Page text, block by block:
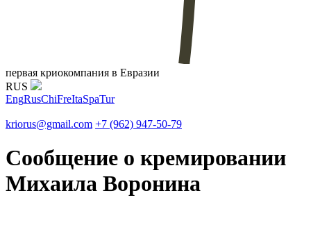
первая криокомпания в Евразии
RUS
EngRusChiFreItaSpaTur
kriorus@gmail.com +7 (962) 947-50-79
Сообщение о кремировании
Михаила Воронина